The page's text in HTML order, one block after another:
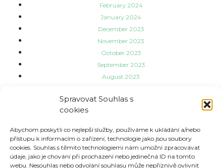
Spravovat Souhlas s
cookies
Abychom poskytli co nejlepší služby, používáme k ukládání a/nebo
přístupu k informacím o zařízení, technologie jako jsou soubory
cookies. Souhlas s těmito technologiemi nám umožní zpracovávat
údaje, jako je chování při procházení nebo jedinečná ID na tomto
webu. Nesouhlas nebo odvolání souhlasu může nepříznivě ovlivnit
February 2024
January 2024
December 2023
November 2023
October 2023
September 2023
August 2023
June 2023
Categories
Aktuality